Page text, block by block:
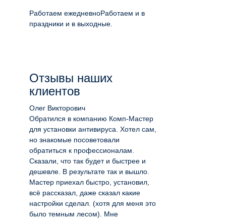
Работаем ежедневноРаботаем и в
праздники и в выходные.
Отзывы наших
клиентов
Олег Викторович
Обратился в компанию Комп-Мастер
для установки антивируса. Хотел сам,
но знакомые посоветовали
обратиться к профессионалам.
Сказали, что так будет и быстрее и
дешевле. В результате так и вышло.
Мастер приехал быстро, установил,
всё рассказал, даже сказал какие
настройки сделал. (хотя для меня это
было темным лесом). Мне